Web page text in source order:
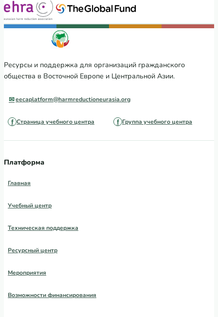
Ресурсы и поддержка для организаций гражданского
общества в Восточной Европе и Центральной Азии.
eecaplatform@harmreductioneurasia.org
Страница учебного центра Группа учебного центра
Платформа
Главная
Учебный центр
Техническая поддержка
Ресурсный центр
Мероприятия
Возможности финансирования